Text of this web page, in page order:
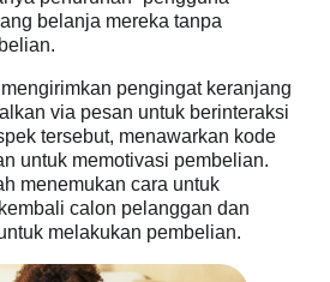
belanja mereka tanpa
pengingat keranjang
via pesan untuk berinteraksi
tersebut, menawarkan kode
untuk memotivasi pembelian.
menemukan cara untuk
calon pelanggan dan
melakukan pembelian.